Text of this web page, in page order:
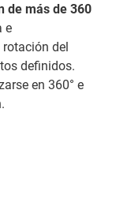
de más de 360
e
del
definidos.
en 360° e